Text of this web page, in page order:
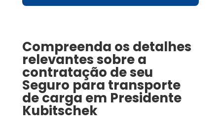
Compreenda os detalhes
relevantes sobre a
contratação de seu
Seguro para transporte
de carga em Presidente
Kubitschek